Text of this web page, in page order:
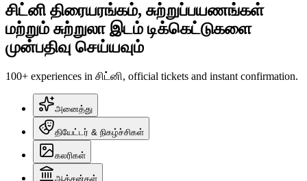
சிட்னி திரையரங்கம், சுற்றுப்பயணங்கள்
மற்றும் சுற்றுலா இடம் டிக்கெட்டுகளை
முன்பதிவு செய்யவும்
100+ experiences in சிட்னி, official tickets and instant confirmation.
அனைத்து
தியேட்டர் & நிகழ்ச்சிகள்
கலரிகள்
ஆக்சன்கள்